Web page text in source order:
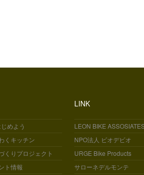
めよう
くキッチン
くりプロジェクト
ト情報
LINK
LEON BIKE
NPO法人 ビオデビオ
URGE Bike Products
サローネデルモンテ